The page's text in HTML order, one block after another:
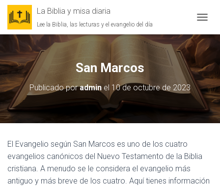
La Biblia y misa diaria
Lee la Biblia, las lecturas y el evangelio del día
San Marcos
Publicado poradmin el 10 de octubre de 2023
El Evangelio según San Marcos es uno de los cuatro
evangelios canónicos del Nuevo Testamento de la Biblia
cristiana. A menudo se le considera el evangelio más
antiguo y más breve de los cuatro. Aquí tienes información